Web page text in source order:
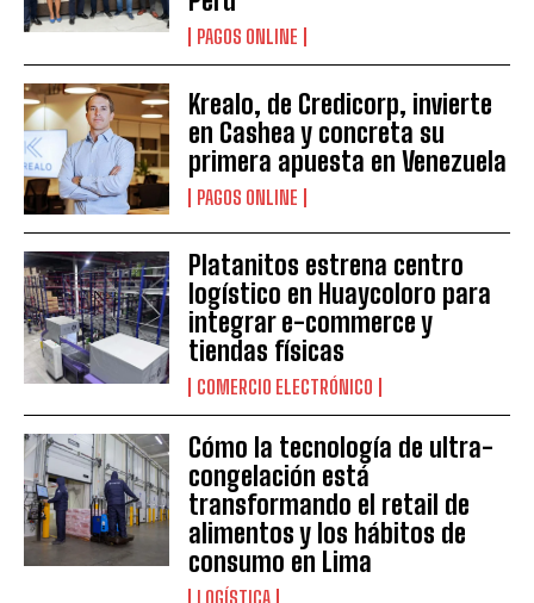
PAGOS ONLINE
Krealo, de Credicorp, invierte
en Cashea y concreta su
primera apuesta en Venezuela
PAGOS ONLINE
Platanitos estrena centro
logístico en Huaycoloro para
integrar e-commerce y
tiendas físicas
COMERCIO ELECTRÓNICO
Cómo la tecnología de ultra-
congelación está
transformando el retail de
alimentos y los hábitos de
consumo en Lima
LOGÍSTICA